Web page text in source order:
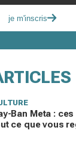
je m'inscris
Ban Meta :
ce que vous